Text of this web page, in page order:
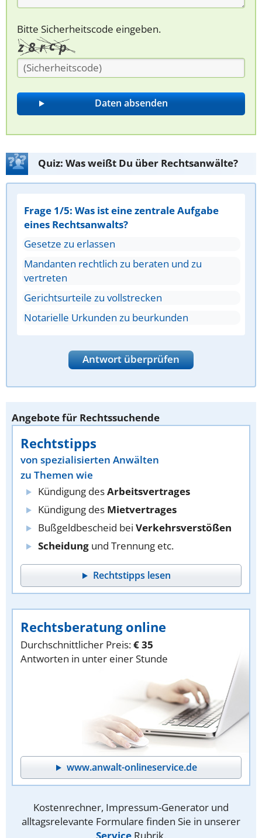
Bitte Sicherheitscode eingeben.
Quiz: Was weißt Du über Rechtsanwälte?
Frage 1/5: Was ist eine zentrale Aufgabe
eines Rechtsanwalts?
Gesetze zu erlassen
Mandanten rechtlich zu beraten und zu
vertreten
Gerichtsurteile zu vollstrecken
Notarielle Urkunden zu beurkunden
Antwort überprüfen
Angebote für Rechtssuchende
Rechtstipps
von spezialisierten Anwälten
zu Themen wie
Kündigung desArbeitsvertrages
Kündigung des Mietvertrages
Bußgeldbescheid bei Verkehrsverstößen
Scheidung und Trennung etc.
Rechtstipps lesen
Rechtsberatung online
Durchschnittlicher Preis:€ 35
Antworten in unter einer Stunde
www.anwalt-onlineservice.de
Kostenrechner, Impressum-Generator und
alltagsrelevante Formulare finden Sie in unserer
Service Rubrik.